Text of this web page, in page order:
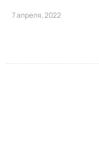
7 апреля, 2022